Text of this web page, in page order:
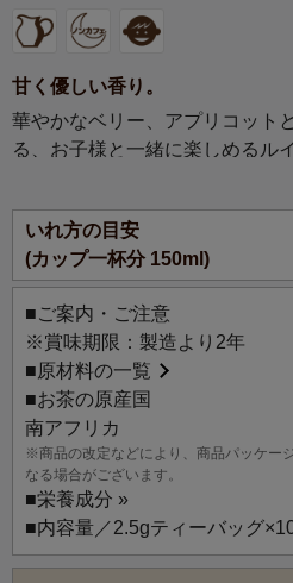
甘く優しい香り。
華やかなベリー、アプリコット
る、お子様と一緒に楽しめるル
ルイボスにベリー、アプリコッ
ドしました。濃厚で甘くフルー
相性ぴったり。
ノンカフェイン商品の中でも絶
を代表するロングセラーのお茶
“カフェインがなく、お子様にも
で「PICCOLO（イタリア語で
けられました。小さく可愛らし
にお茶を彩ります。
カフェインを気にされる方への
す。
いれ方の目安
(カップ一杯分 150ml)
■ご案内・ご注意
※賞味期限：製造より2年
■原材料の一覧
■お茶の原産国
南アフリカ
※商品の改定などにより、商品パッケー
なる場合がございます。
■栄養成分 »
■内容量／2.5gティーバッグ